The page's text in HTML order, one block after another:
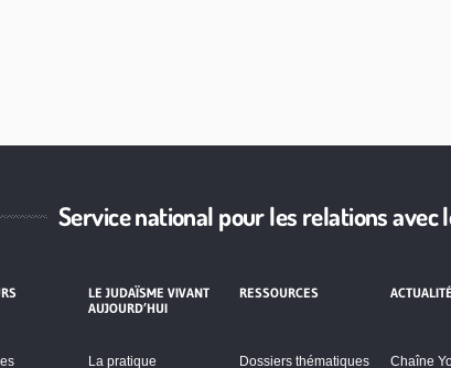
Service national pour les relations avec
LE JUDAÏSME VIVANT
AUJOURD’HUI
La pratique
RESSOURCES
Dossiers thématiques Chaîne